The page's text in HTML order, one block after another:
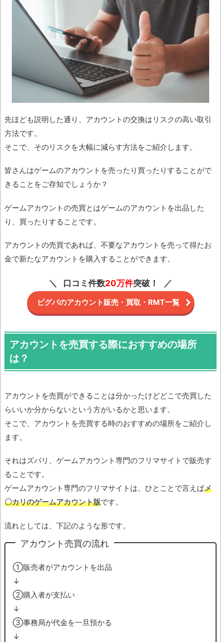
先ほども説明した通り、アカウントの交換はリスクの高い取引
方法です。
そこで、そのリスクを大幅に減らす方法をご紹介します。
皆さんはゲームのアカウントを売ったり買ったりすることがで
きることをご存知でしょうか？
ゲームアカウントの売買とはゲームのアカウントを出品した
り、買ったりすることです。
アカウントの売買であれば、不要なアカウントを売って得たお
金で新たなアカウントを購入することができます。
口コミ件数20万件突破！
ピグパのアカウント販売・買取・RMT一覧
アカウントを売買する際におすすめの場所
は？
アカウントを売買ができることは分かったけどどこで売買した
らいいか分からないという方がいるかと思います。
そこで、アカウントを売買する時のおすすめの場所をご紹介し
ます。
それはズバリ、ゲームアカウント専門のフリマサイトで販売す
ることです。
ゲームアカウント専門のフリマサイトは、ひとことで言えばメ
〇カリのゲームアカウント版です。
流れとしては、下記のような形です。
アカウント売買の流れ
➀販売者がアカウントを出品
↓
➁購入者が支払い
↓
➂事務局が代金を一旦預かる
↓